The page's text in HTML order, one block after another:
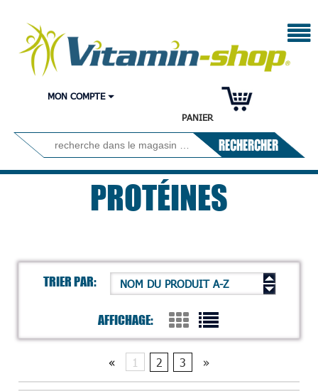
PANIER
MON COMPTE
RECHERCHER
PROTÉINES
TRIER PAR: NOM DU PRODUIT A-Z
AFFICHAGE:
« 1 2 3 »